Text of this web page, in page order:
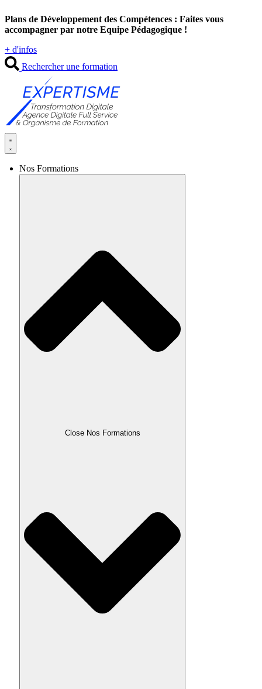
au
contenu
Plans de Développement des Compétences : Faites vous
accompagner par notre Equipe Pédagogique !
+ d'infos
Rechercher une formation
Nos Formations
Close Nos Formations